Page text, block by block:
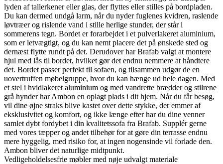
lyden af tallerkener eller glas, der flyttes eller stilles på bordpladen.
Du kan dermed undgå larm, når du nyder fuglenes kvidren, raslende
løvtræer og rislende vand i stille herlige stunder, der står i
sommerens tegn. Bordet er forarbejdet i et pulverlakeret aluminium,
som er letvægtigt, og du kan nemt placere det på ønskede sted og
dernæst flytte rundt på det. Derudover har Brafab valgt at montere
hjul med lås til bordet, hvilket gør det endnu nemmere at håndtere
det. Bordet passer perfekt til sofaen, og tilsammen udgør de en
uovertruffen møbelgruppe, hvor du kan hænge ud hele dagen. Med
et stel i hvidlakeret aluminium og med vandrette brædder og stilrene
grå hynder har Ambon en oplagt plads i dit hjem. Når du får besøg,
vil dine øjne straks blive kastet over dette stykke, der emmer af
eksklusivitet og komfort, og ikke længe efter har du dine venner
samlet dybt fordybet i din kvalitetssofa fra Brafab. Supplér gerne
med vores tæpper og andet tilbehør for at gøre din terrasse endnu
mere hyggelig, med risiko for, at ingen nogensinde vil forlade den.
Ambon bliver det naturlige midtpunkt.
Vedligeholdelsesfrie møbler med nøje udvalgt materiale